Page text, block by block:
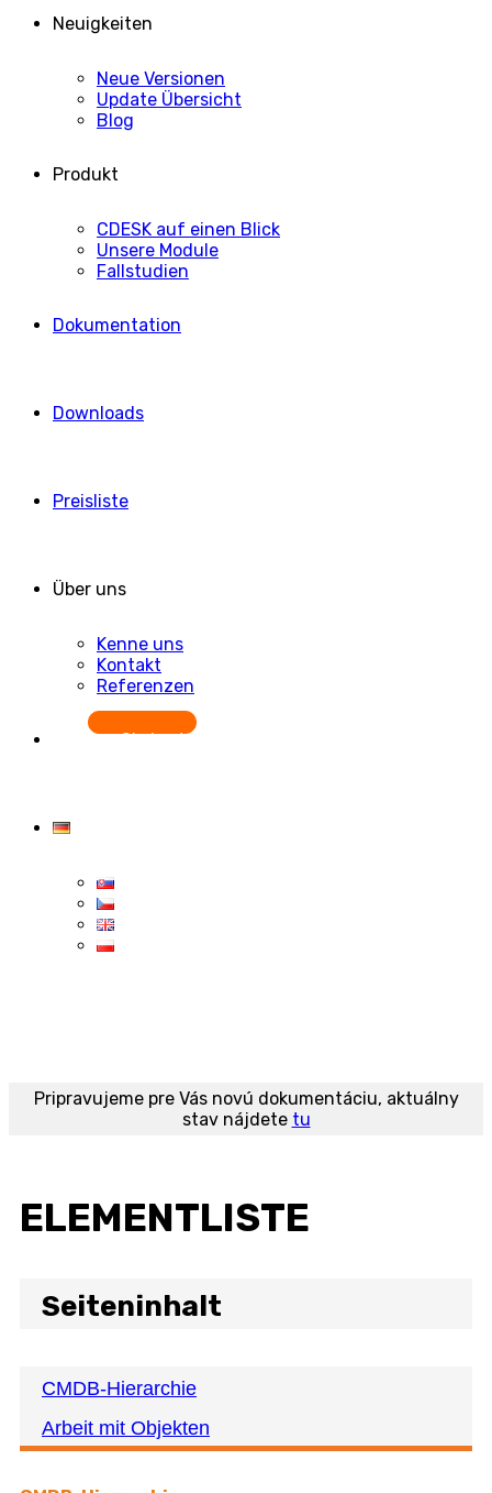
Lese mehr über diese Zwecke
Uložiť predvoľby
Einstellungen anzeigen
Datenschutzerklärung
+421 905 779 587
CDESK auf einen Blick
Unsere Module
Fallstudien
Downloads
Kenne uns
Starten Sie kostenlos